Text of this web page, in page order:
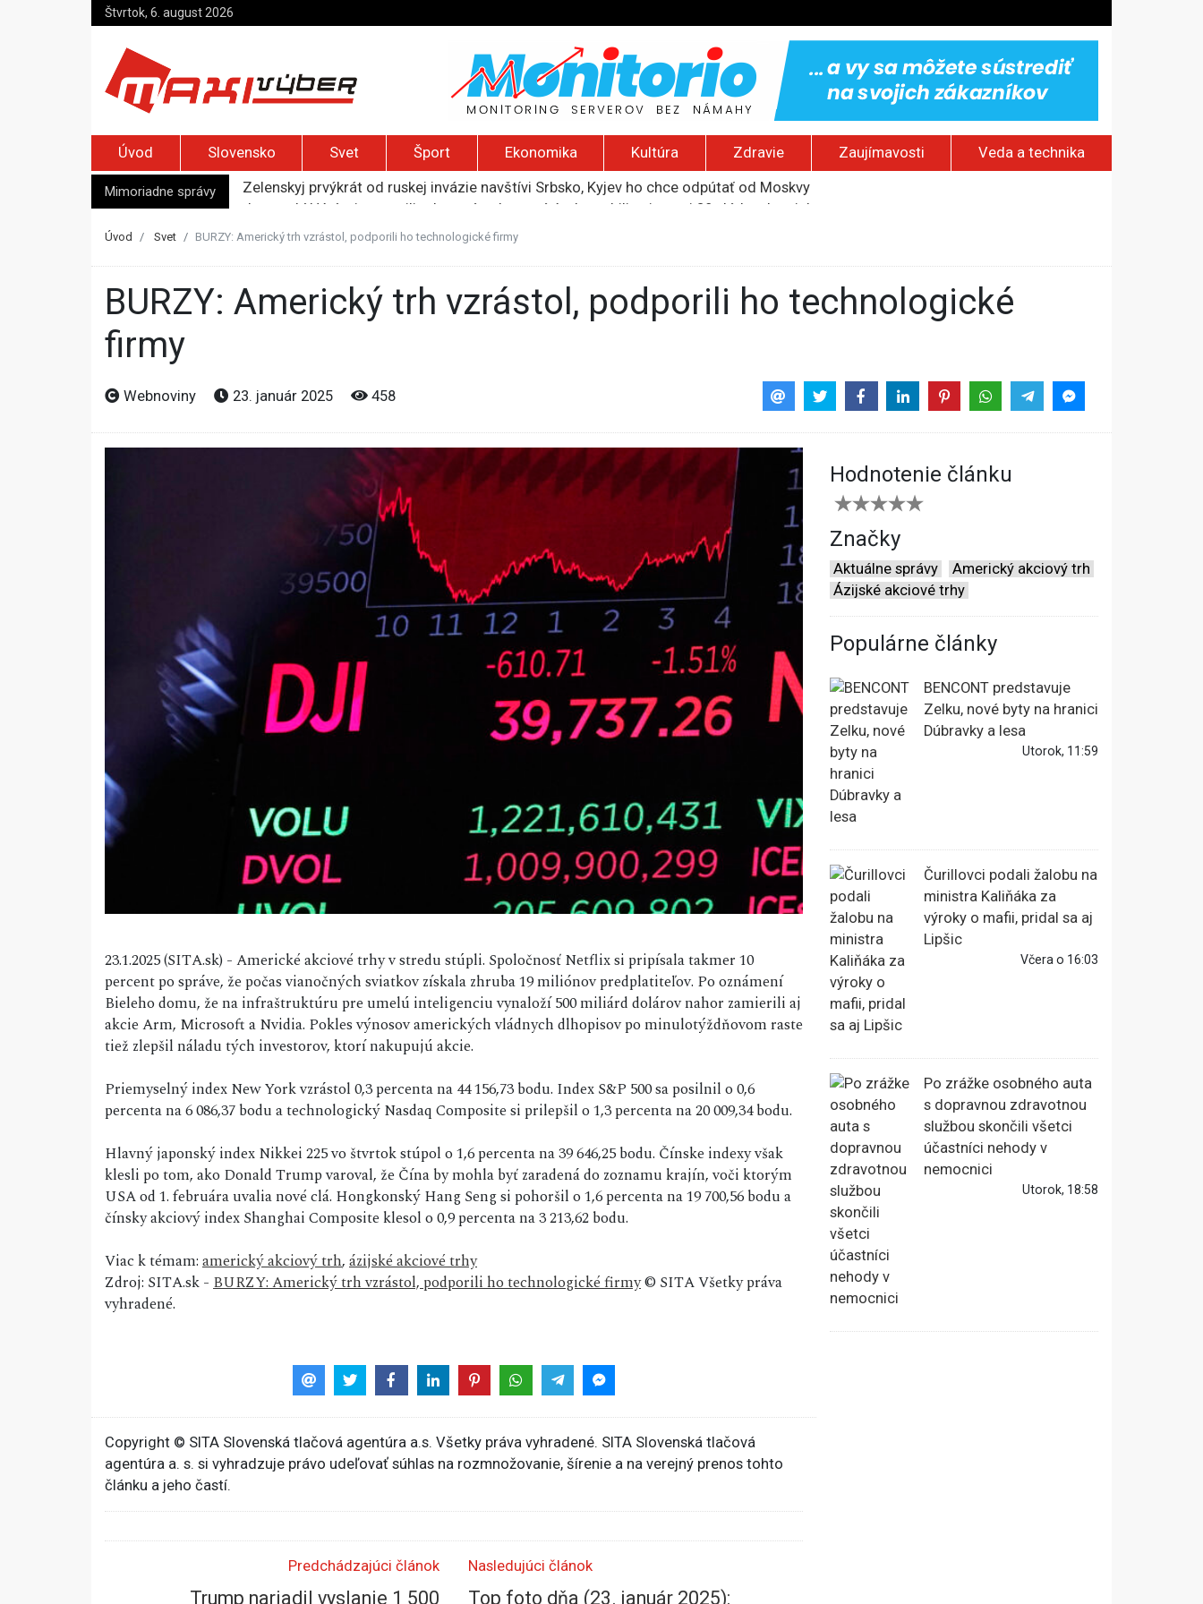
Štvrtok, 6. august 2026
Úvod Slovensko Svet Šport Ekonomika Kultúra Zdravie Zaujímavosti Veda a technika
Mimoriadne správy
Zelenskyj prvýkrát od ruskej invázie navštívi Srbsko, Kyjev ho chce odpútať od Moskvy
Jemenskí Húsíovia spustili raketové a dronové útoky, zabili najmenej 38 vládnych vojakov
Irán pohrozil susedom, že „zhasne celý Perzský záliv“, pripravil zoznam cieľov
Úvod Svet BURZY: Americký trh vzrástol, podporili ho technologické firmy
BURZY: Americký trh vzrástol, podporili ho technologické
firmy
Webnoviny 23. január 2025 458
23.1.2025 (SITA.sk) - Americké akciové trhy v stredu stúpli. Spoločnosť Netflix si pripísala takmer 10
percent po správe, že počas vianočných sviatkov získala zhruba 19 miliónov predplatiteľov. Po oznámení
Bieleho domu, že na infraštruktúru pre umelú inteligenciu vynaloží 500 miliárd dolárov nahor zamierili aj
akcie Arm, Microsoft a Nvidia. Pokles výnosov amerických vládnych dlhopisov po minulotýždňovom raste
tiež zlepšil náladu tých investorov, ktorí nakupujú akcie.
Priemyselný index New York vzrástol 0,3 percenta na 44 156,73 bodu. Index S&P 500 sa posilnil o 0,6
percenta na 6 086,37 bodu a technologický Nasdaq Composite si prilepšil o 1,3 percenta na 20 009,34 bodu.
Hlavný japonský index Nikkei 225 vo štvrtok stúpol o 1,6 percenta na 39 646,25 bodu. Čínske indexy však
klesli po tom, ako Donald Trump varoval, že Čína by mohla byť zaradená do zoznamu krajín, voči ktorým
USA od 1. februára uvalia nové clá. Hongkonský Hang Seng si pohoršil o 1,6 percenta na 19 700,56 bodu a
čínsky akciový index Shanghai Composite klesol o 0,9 percenta na 3 213,62 bodu.
Viac k témam:americký akciový trh,ázijské akciové trhy
Zdroj: SITA.sk -BURZY: Americký trh vzrástol, podporili ho technologické firmy© SITA Všetky práva
vyhradené.
Hodnotenie článku
Značky
Aktuálne správy
Americký akciový trh
Ázijské akciové trhy
Populárne články
BENCONT predstavuje
Zelku, nové byty na hranici
Dúbravky a lesa
Utorok, 11:59
Čurillovci podali žalobu na
ministra Kaliňáka za
výroky o mafii, pridal sa aj
Lipšic
Včera o 16:03
Po zrážke osobného auta
s dopravnou zdravotnou
službou skončili všetci
účastníci nehody v
nemocnici
Utorok, 18:58
Copyright © SITA Slovenská tlačová agentúra a.s. Všetky práva vyhradené. SITA Slovenská tlačová
agentúra a. s. si vyhradzuje právo udeľovať súhlas na rozmnožovanie, šírenie a na verejný prenos tohto
článku a jeho častí.
Predchádzajúci článok
Trump nariadil vyslanie 1 500
Nasledujúci článok
Top foto dňa (23. január 2025):